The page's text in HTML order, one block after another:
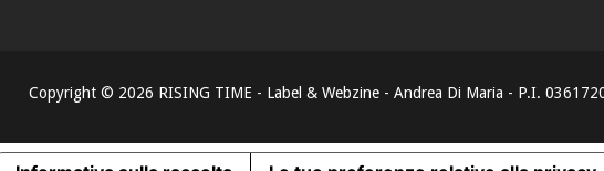
Copyright © 2026 RISING TIME - Label & Webzine - Andrea Di Maria - P.I.